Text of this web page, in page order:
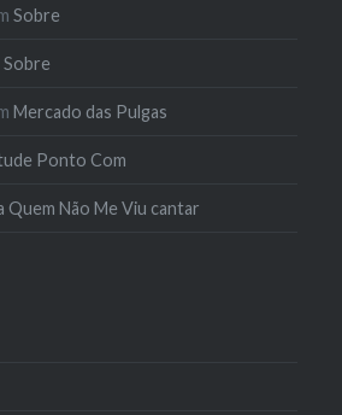
Sobre
Sobre
Mercado das Pulgas
Ponto Com
Quem Não Me Viu cantar